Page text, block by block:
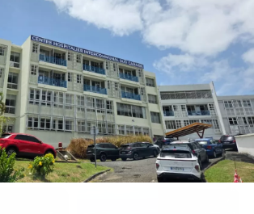
SARA aux Antilles, Olivier
direction générale de la Société
des Produits Pétroliers